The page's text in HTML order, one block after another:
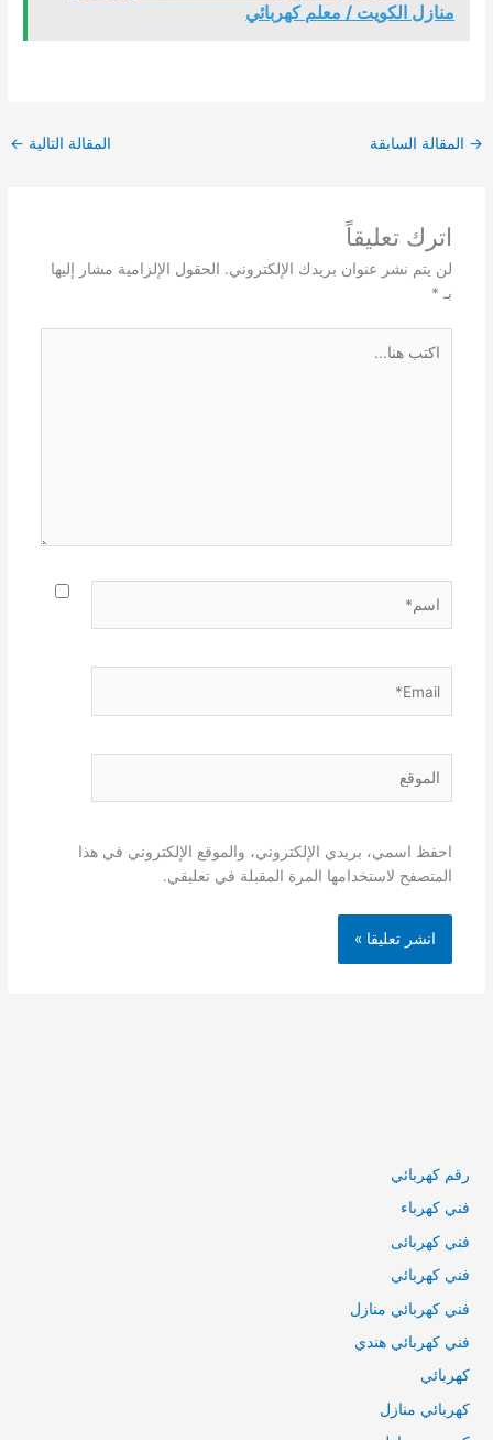
منازل الكويت / معلم كهربائي
→ المقالة السابقة المقالة التالية ←
اترك تعليقاً
لن يتم نشر عنوان بريدك الإلكتروني. الحقول الإلزامية مشار إليها
بـ *
هنا...
احفظ اسمي، بريدي الإلكتروني، والموقع الإلكتروني في هذا
المتصفح لاستخدامها المرة المقبلة في تعليقي.
رقم كهربائي
فني كهرباء
فني كهربائى
فني كهربائي
فني كهربائي منازل
فني كهربائي هندي
كهربائي
كهربائي منازل